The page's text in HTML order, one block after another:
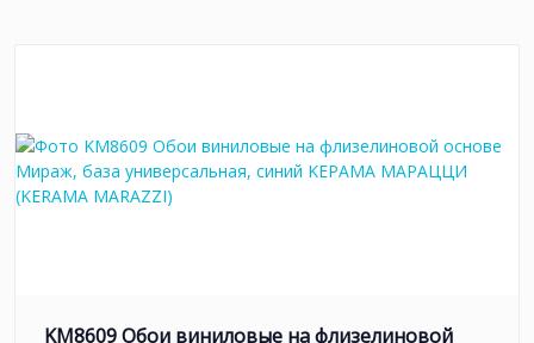
KM8609 Обои виниловые на флизелиновой